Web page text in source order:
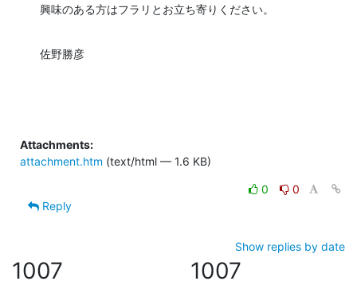
興味のある方はフラリとお立ち寄りください。
佐野勝彦
Attachments:
attachment.htm (text/html — 1.6 KB)
0
0
Reply
Show replies by date
1007 1007